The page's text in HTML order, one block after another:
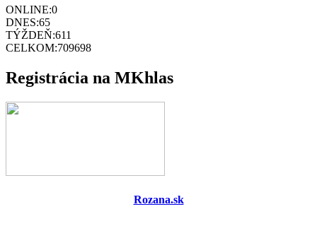
ONLINE:0
DNES:65
TÝŽDEŇ:611
CELKOM:709698
Registrácia na MKhlas
Rozana.sk